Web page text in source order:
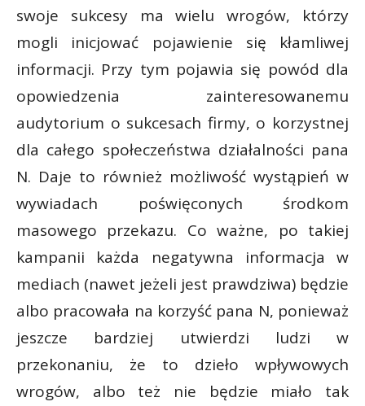
swoje sukcesy ma wielu wrogów, którzy
mogli inicjować pojawienie się kłamliwej
informacji. Przy tym pojawia się powód dla
opowiedzenia zainteresowanemu
audytorium o sukcesach firmy, o korzystnej
dla całego społeczeństwa działalności pana
N. Daje to również możliwość wystąpień w
wywiadach poświęconych środkom
masowego przekazu. Co ważne, po takiej
kampanii każda negatywna informacja w
mediach (nawet jeżeli jest prawdziwa) będzie
albo pracowała na korzyść pana N, ponieważ
jeszcze bardziej utwierdzi ludzi w
przekonaniu, że to dzieło wpływowych
wrogów, albo też nie będzie miało tak